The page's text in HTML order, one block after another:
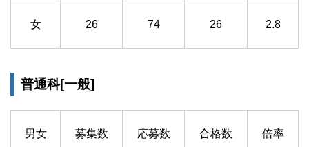
女 26 74 26 2.8
普通科[一般]
男女 募集数 応募数 合格数 倍率